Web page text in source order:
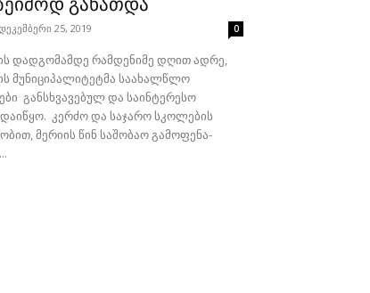
განათდა
25, 2019 0
დადგომამდე რამდენიმე დღით ადრე,
მუნიციპალიტეტმა საახალწლო
განსხვავებულ და საინტერესო
დაიწყო. კერძო და საჯარო სკოლების
მერიის წინ საშობაო გამოფენა-